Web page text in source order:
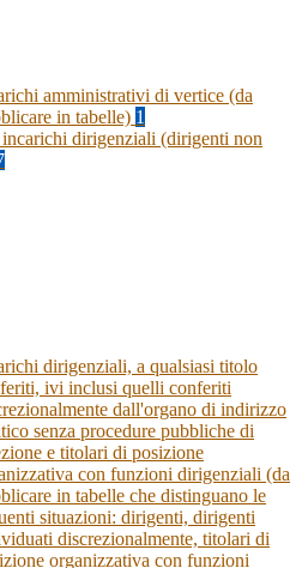
amministrativi di vertice (da
in tabelle) 1
dirigenziali (dirigenti non
dirigenziali, a qualsiasi titolo
ivi inclusi quelli conferiti
dall'organo di indirizzo
senza procedure pubbliche di
e titolari di posizione
con funzioni dirigenziali (da
in tabelle che distinguano le
situazioni: dirigenti, dirigenti
discrezionalmente, titolari di
organizzativa con funzioni